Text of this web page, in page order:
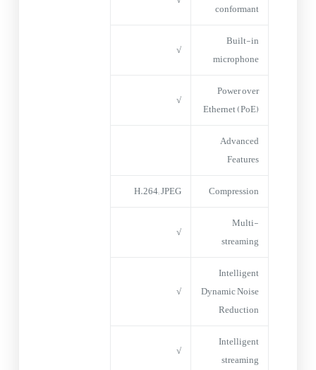
conformant
Built-in
microphone
√
Power over
Ethernet (PoE)
√
Advanced
Features
Compression
H.264; JPEG
Multi-
streaming
√
Intelligent
Dynamic Noise
Reduction
√
Intelligent
streaming
√